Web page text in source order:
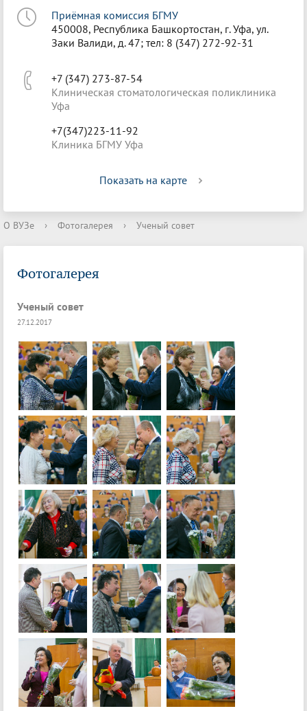
Приёмная комиссия БГМУ
450008, Республика Башкортостан, г. Уфа, ул.
Заки Валиди, д. 47; тел: 8 (347) 272-92-31
+7 (347) 273-87-54
Клиническая стоматологическая поликлиника
Уфа
+7(347)223-11-92
Клиника БГМУ Уфа
Показать на карте
О ВУЗе › Фотогалерея › Ученый совет
Фотогалерея
Ученый совет
27.12.2017